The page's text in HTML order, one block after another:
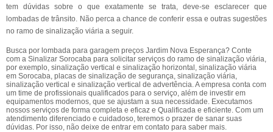
tem dúvidas sobre o que exatamente se trata, deve-se esclarecer que
lombadas de trânsito. Não perca a chance de conferir essa e outras sugestões
no ramo de sinalização viária a seguir.
Busca por lombada para garagem preços Jardim Nova Esperança? Conte
com a Sinalizar Sorocaba para solicitar serviços do ramo de sinalização viária,
por exemplo, sinalização vertical e sinalização horizontal, sinalização viária
em Sorocaba, placas de sinalização de segurança, sinalização viária,
sinalização vertical e sinalização vertical de advertência. A empresa conta com
um time de profissionais qualificados para o serviço, além de investir em
equipamentos modernos, que se ajustam a sua necessidade. Executamos
nossos serviços de forma completa e eficaz e Qualificada e eficiente. Com um
atendimento diferenciado e cuidadoso, teremos o prazer de sanar suas
dúvidas. Por isso, não deixe de entrar em contato para saber mais.